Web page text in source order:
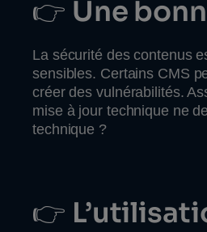
👉 Une
La sécurité des contenus
sensibles. Certains CMS
créer des vulnérabilités.
mise à jour technique ne
technique ?
👉